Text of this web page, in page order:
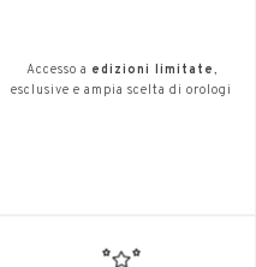
Accesso a edizioni limitate,
esclusive e ampia scelta di orologi